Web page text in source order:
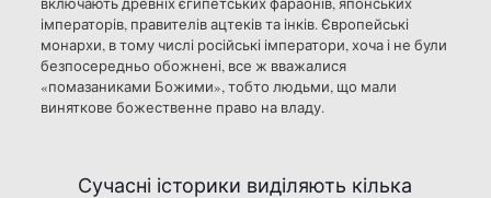
імператорів, правителів ацтеків та інків. Європейські
монархи, в тому числі російські імператори, хоча і не були
безпосередньо обожнені, все ж вважалися
«помазаниками Божими», тобто людьми, що мали
виняткове божественне право на владу.
Сучасні історики виділяють кілька